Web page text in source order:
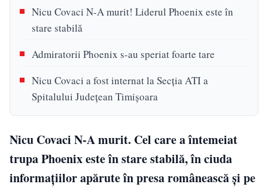
Nicu Covaci N-A murit! Liderul Phoenix este în
stare stabilă
Admiratorii Phoenix s-au speriat foarte tare
Nicu Covaci a fost internat la Secția ATI a
Spitalului Județean Timișoara
Nicu Covaci N-A murit. Cel care a întemeiat
trupa Phoenix este în stare stabilă, în ciuda
informațiilor apărute în presa românească și pe